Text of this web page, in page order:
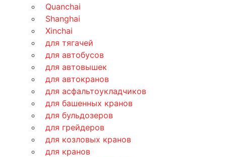
Quanchai
Shanghai
Xinchai
для тягачей
для автобусов
для автовышек
для автокранов
для асфальтоукладчиков
для башенных кранов
для бульдозеров
для грейдеров
для козловых кранов
для кранов